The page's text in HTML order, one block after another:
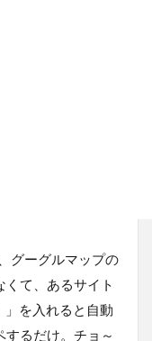
グーグルマップの
て、あるサイト
」を入れると自動
るだけ。チョ～